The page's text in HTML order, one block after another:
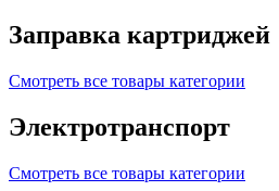
Заправка картриджей
Смотреть все товары категории
Электротранспорт
Смотреть все товары категории